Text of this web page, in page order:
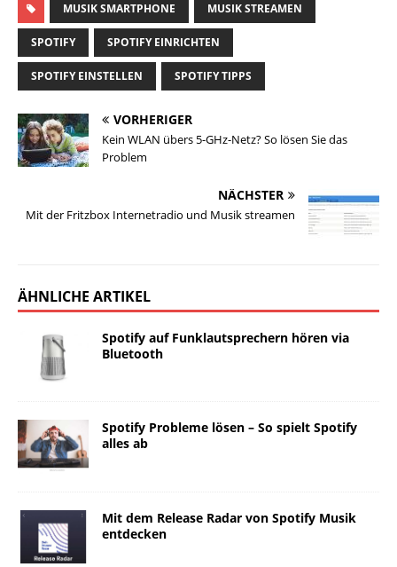
MUSIK SMARTPHONE MUSIK STREAMEN
SPOTIFY SPOTIFY EINRICHTEN
SPOTIFY EINSTELLEN SPOTIFY TIPPS
VORHERIGER
Kein WLAN übers 5-GHz-Netz? So lösen Sie das
Problem
NÄCHSTER
Mit der Fritzbox Internetradio und Musik streamen
ÄHNLICHE ARTIKEL
Spotify auf Funklautsprechern hören via
Bluetooth
Spotify Probleme lösen – So spielt Spotify
alles ab
Mit dem Release Radar von Spotify Musik
entdecken